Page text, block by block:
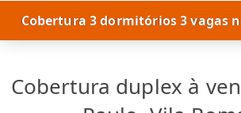
Cobertura 3 dormitórios 3 vagas
Cobertura duplex à